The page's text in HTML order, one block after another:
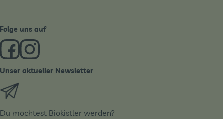
Folge uns auf
Externer Link zu https://www.facebook.com/derBiobote/
Externer Link zu https://www.instagram.com/
Unser aktueller Newsletter
Du möchtest Biokistler werden?